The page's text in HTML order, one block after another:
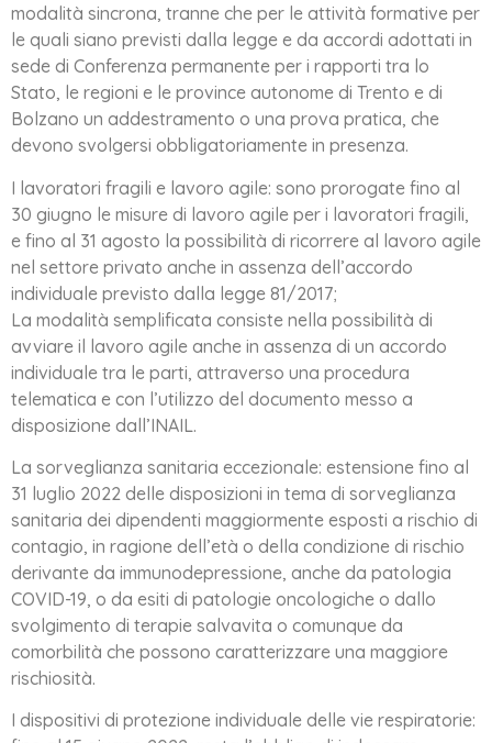
modalità sincrona, tranne che per le attività formative per
le quali siano previsti dalla legge e da accordi adottati in
sede di Conferenza permanente per i rapporti tra lo
Stato, le regioni e le province autonome di Trento e di
Bolzano un addestramento o una prova pratica, che
devono svolgersi obbligatoriamente in presenza.
I lavoratori fragili e lavoro agile: sono prorogate fino al
30 giugno le misure di lavoro agile per i lavoratori fragili,
e fino al 31 agosto la possibilità di ricorrere al lavoro agile
nel settore privato anche in assenza dell’accordo
individuale previsto dalla legge 81/2017;
La modalità semplificata consiste nella possibilità di
avviare il lavoro agile anche in assenza di un accordo
individuale tra le parti, attraverso una procedura
telematica e con l’utilizzo del documento messo a
disposizione dall’INAIL.
La sorveglianza sanitaria eccezionale: estensione fino al
31 luglio 2022 delle disposizioni in tema di sorveglianza
sanitaria dei dipendenti maggiormente esposti a rischio di
contagio, in ragione dell’età o della condizione di rischio
derivante da immunodepressione, anche da patologia
COVID-19, o da esiti di patologie oncologiche o dallo
svolgimento di terapie salvavita o comunque da
comorbilità che possono caratterizzare una maggiore
rischiosità.
I dispositivi di protezione individuale delle vie respiratorie: